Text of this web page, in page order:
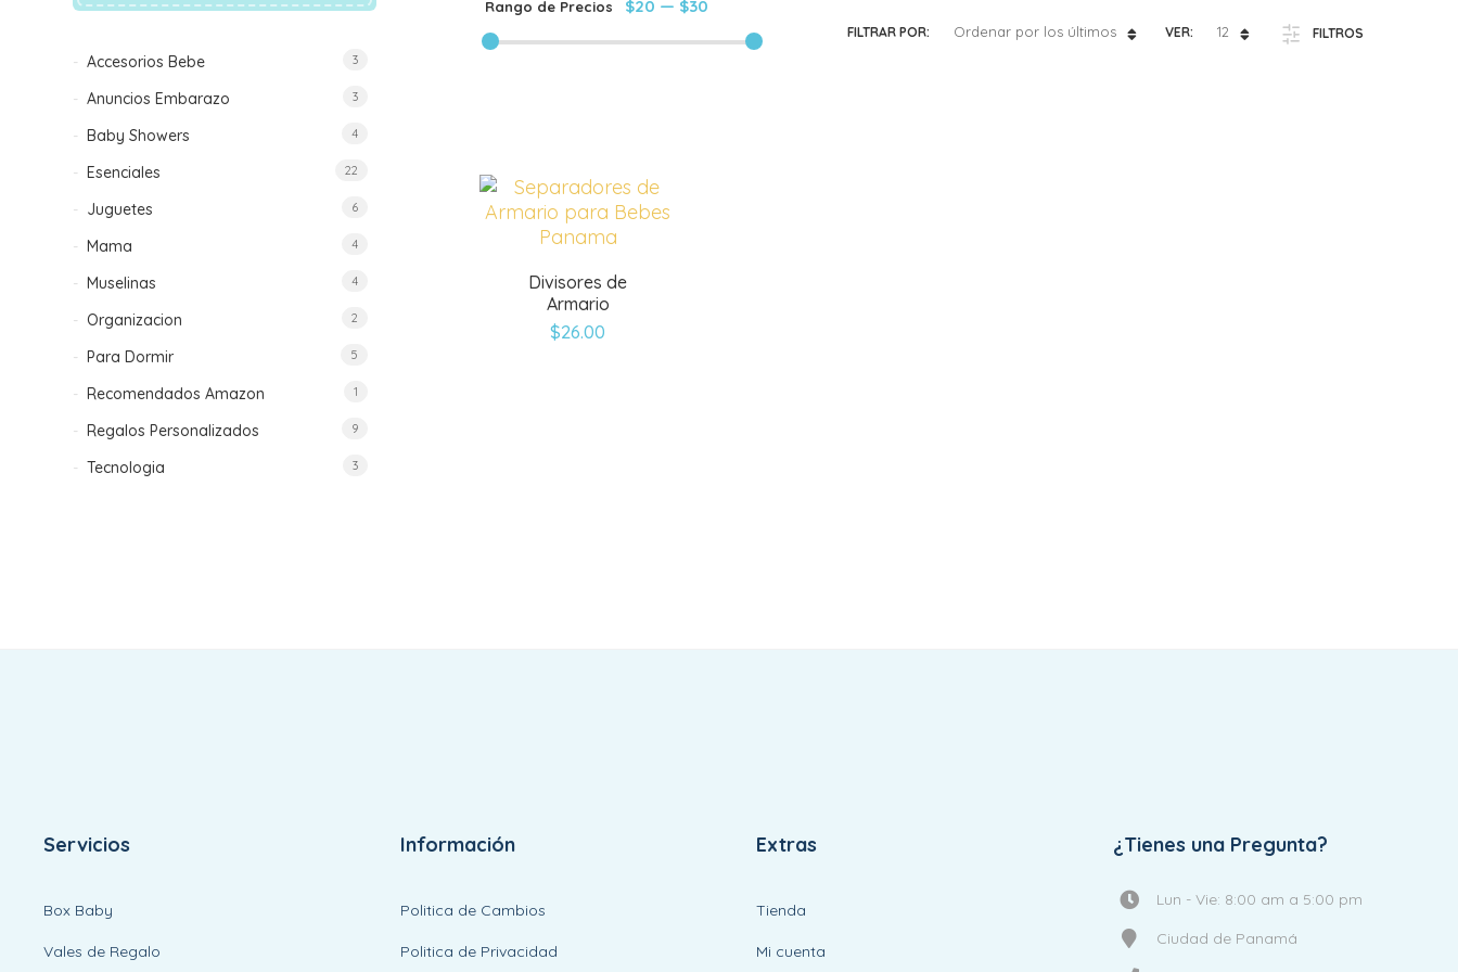
FILTROS
Rango de Precios $20 — $30
VER: 12
FILTRAR POR: Ordenar por los últimos
Divisores de
Armario
$26.00
Accesorios Bebe 3
Anuncios Embarazo 3
Baby Showers 4
Esenciales 22
Juguetes 6
Mama 4
Muselinas 4
Organizacion 2
Para Dormir 5
Recomendados Amazon 1
Regalos Personalizados 9
Tecnologia 3
Servicios
Box Baby
Vales de Regalo
Información
Politica de Cambios
Politica de Privacidad
Extras
Tienda
Mi cuenta
¿Tienes una Pregunta?
Lun - Vie: 8:00 am a 5:00 pm
Ciudad de Panamá